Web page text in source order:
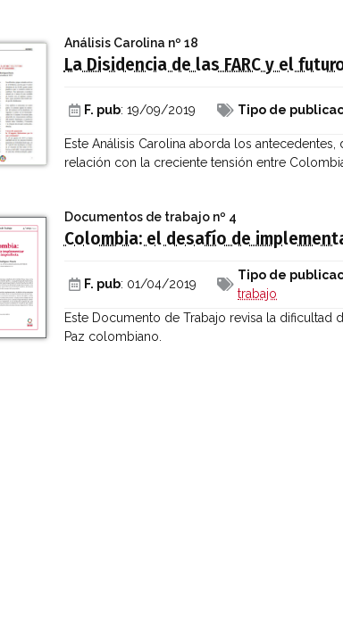
Análisis Carolina nº 18
La Disidencia de las FARC y el
F. pub: 19/09/2019 Tipo de
Este Análisis Carolina aborda los
relación con la creciente tensión entre
Documentos de trabajo nº 4
Colombia: el desafío de
F. pub: 01/04/2019
Tipo de
trabajo
Este Documento de Trabajo revisa la
Paz colombiano.